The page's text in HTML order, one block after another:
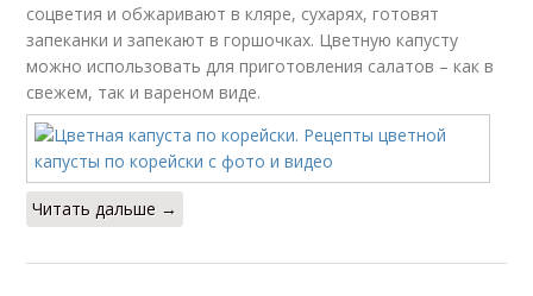
соцветия и обжаривают в кляре, сухарях, готовят
запеканки и запекают в горшочках. Цветную капусту
можно использовать для приготовления салатов – как в
свежем, так и вареном виде.
Читать дальше →